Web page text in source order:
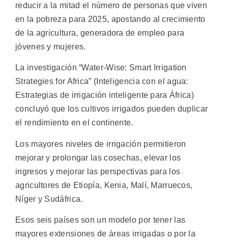
reducir a la mitad el número de personas que viven
en la pobreza para 2025, apostando al crecimiento
de la agricultura, generadora de empleo para
jóvenes y mujeres.
La investigación “Water-Wise: Smart Irrigation
Strategies for Africa” (Inteligencia con el agua:
Estrategias de irrigación inteligente para África)
concluyó que los cultivos irrigados pueden duplicar
el rendimiento en el continente.
Los mayores niveles de irrigación permitieron
mejorar y prolongar las cosechas, elevar los
ingresos y mejorar las perspectivas para los
agricultores de Etiopía, Kenia, Malí, Marruecos,
Níger y Sudáfrica.
Esos seis países son un modelo por tener las
mayores extensiones de áreas irrigadas o por la